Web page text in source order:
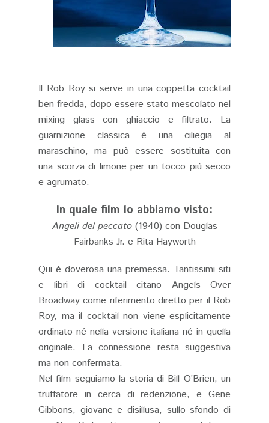
Il Rob Roy si serve in una coppetta cocktail
ben fredda, dopo essere stato mescolato nel
mixing glass con ghiaccio e filtrato. La
guarnizione classica è una ciliegia al
maraschino, ma può essere sostituita con
una scorza di limone per un tocco più secco
e agrumato.
In quale film lo abbiamo visto:
Angeli del peccato(1940) con Douglas
Fairbanks Jr. e Rita Hayworth
Qui è doverosa una premessa. Tantissimi siti
e libri di cocktail citano Angels Over
Broadway come riferimento diretto per il Rob
Roy, ma il cocktail non viene esplicitamente
ordinato né nella versione italiana né in quella
originale. La connessione resta suggestiva
ma non confermata.
Nel film seguiamo la storia di Bill O’Brien, un
truffatore in cerca di redenzione, e Gene
Gibbons, giovane e disillusa, sullo sfondo di